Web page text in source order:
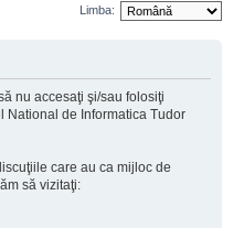
Limba:
nu accesaţi şi/sau folosiţi
National de Informatica Tudor
care au ca mijloc de
să vizitaţi: